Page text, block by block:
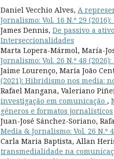
Daniel Vecchio Alves, A
Jornalismo: Vol. 16 N.º 29
James Dennis, De passivo a
Interseccionalidades
Marta Lopera-Mármol, María-
Jornalismo: Vol. 26 N.º 48
Jaime Lourenço, Maria João
(2021): Hibridismo nos media:
Rafael Mangana, Valeriano
investigação em comunicação ,
géneros e formatos jornalísticos
Juan-José Sánchez-Soriano,
Media & Jornalismo: Vol. 26
Carla Maria Baptista, Allan
transmedialidade na